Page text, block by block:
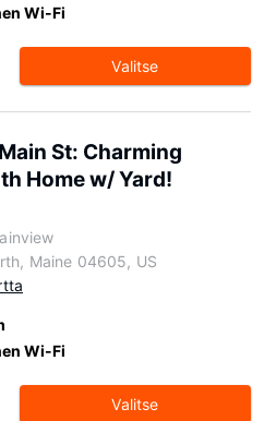
Wi-Fi
Valitse
St: Charming
Home w/ Yard!
Maine 04605, US
Wi-Fi
Valitse